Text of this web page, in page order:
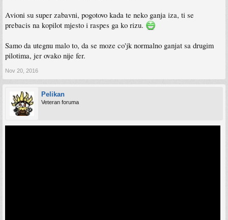
Avioni su super zabavni, pogotovo kada te neko ganja iza, ti se
prebacis na kopilot mjesto i raspes ga ko rizu.
Samo da utegnu malo to, da se moze co'jk normalno ganjat sa drugim
pilotima, jer ovako nije fer.
Nov 20, 2016
Pelikan
Veteran foruma